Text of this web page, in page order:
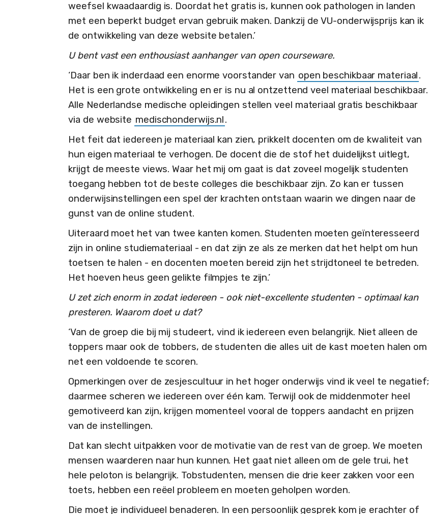
weefsel kwaadaardig is. Doordat het gratis is, kunnen ook pathologen in landen
met een beperkt budget ervan gebruik maken. Dankzij de VU-onderwijsprijs kan ik
de ontwikkeling van deze website betalen.’
U bent vast een enthousiast aanhanger van open courseware.
‘Daar ben ik inderdaad een enorme voorstander van open beschikbaar materiaal.
Het is een grote ontwikkeling en er is nu al ontzettend veel materiaal beschikbaar.
Alle Nederlandse medische opleidingen stellen veel materiaal gratis beschikbaar
via de website medischonderwijs.nl.
Het feit dat iedereen je materiaal kan zien, prikkelt docenten om de kwaliteit van
hun eigen materiaal te verhogen. De docent die de stof het duidelijkst uitlegt,
krijgt de meeste views. Waar het mij om gaat is dat zoveel mogelijk studenten
toegang hebben tot de beste colleges die beschikbaar zijn. Zo kan er tussen
onderwijsinstellingen een spel der krachten ontstaan waarin we dingen naar de
gunst van de online student.
Uiteraard moet het van twee kanten komen. Studenten moeten geïnteresseerd
zijn in online studiemateriaal - en dat zijn ze als ze merken dat het helpt om hun
toetsen te halen - en docenten moeten bereid zijn het strijdtoneel te betreden.
Het hoeven heus geen gelikte filmpjes te zijn.’
U zet zich enorm in zodat iedereen - ook niet-excellente studenten - optimaal kan
presteren. Waarom doet u dat?
‘Van de groep die bij mij studeert, vind ik iedereen even belangrijk. Niet alleen de
toppers maar ook de tobbers, de studenten die alles uit de kast moeten halen om
net een voldoende te scoren.
Opmerkingen over de zesjescultuur in het hoger onderwijs vind ik veel te negatief;
daarmee scheren we iedereen over één kam. Terwijl ook de middenmoter heel
gemotiveerd kan zijn, krijgen momenteel vooral de toppers aandacht en prijzen
van de instellingen.
Dat kan slecht uitpakken voor de motivatie van de rest van de groep. We moeten
mensen waarderen naar hun kunnen. Het gaat niet alleen om de gele trui, het
hele peloton is belangrijk. Tobstudenten, mensen die drie keer zakken voor een
toets, hebben een reëel probleem en moeten geholpen worden.
Die moet je individueel benaderen. In een persoonlijk gesprek kom je erachter of